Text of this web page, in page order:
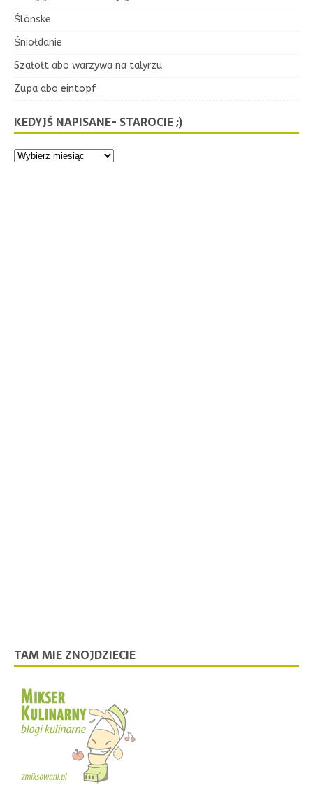
Ślōnske
Śniołdanie
Szałołt abo warzywa na talyrzu
Zupa abo eintopf
KEDYJŚ NAPISANE- STAROCIE ;)
TAM MIE ZNOJDZIECIE